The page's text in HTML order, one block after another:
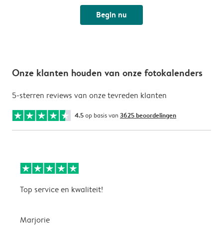
Begin nu
Onze klanten houden van onze fotokalenders
5-sterren reviews van onze tevreden klanten
4.5op basis van 3625 beoordelingen
Top service en kwaliteit!
Marjorie